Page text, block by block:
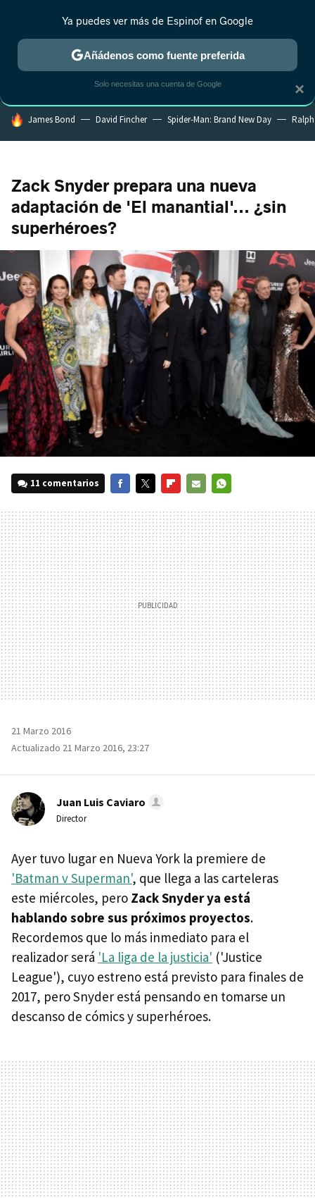
MENÚ NUEVO
ESTRENOS REALITY ANIME RANKINGS CINE
HOY SE HABLA DE
James Bond David Fincher Spider-Man: Brand New Day
Zack Snyder prepara una nueva
adaptación de 'El manantial'... ¿sin
superhéroes?
11 comentarios
MAIL
21 Marzo 2016
Actualizado 21 Marzo 2016, 23:27
Juan Luis Caviaro
Director
Ayer tuvo lugar en Nueva York la premiere de
'Batman v Superman', que llega a las carteleras
este miércoles, pero Zack Snyder ya está
hablando sobre sus próximos proyectos.
Recordemos que lo más inmediato para el
realizador será 'La liga de la justicia' ('Justice
League'), cuyo estreno está previsto para finales de
2017, pero Snyder está pensando en tomarse un
descanso de cómics y superhéroes.
×
Ya puedes ver más de Espinof en Google
Añádenos como fuente preferida
Solo necesitas una cuenta de Google